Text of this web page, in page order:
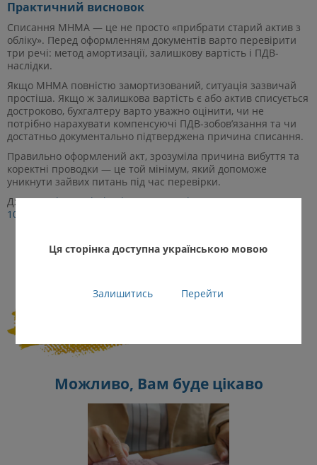
Практичний висновок
Списання МНМА — це не просто «прибрати старий актив з
обліку». Перед оформленням документів варто перевірити
три речі: метод амортизації, залишкову вартість і ПДВ-
наслідки.
Якщо МНМА повністю замортизований, ситуація зазвичай
простіша. Якщо ж залишкова вартість є або актив списується
достроково, бухгалтеру варто уважно оцінити, чи не
потрібно нарахувати компенсуючі ПДВ-зобов’язання та чи
достатньо документально підтверджена причина списання.
Правильно оформлений акт, зрозуміла причина вибуття та
коректні проводки — це той мінімум, який допоможе
уникнути зайвих питань під час перевірки.
Джерело:https://buhgalter911.com/uk/news/news-
1096592.html
Зв’яжіться з нами прямо
Можливо, Вам буде цікаво
Ця сторінка доступна українською мовою
Залишитись Перейти